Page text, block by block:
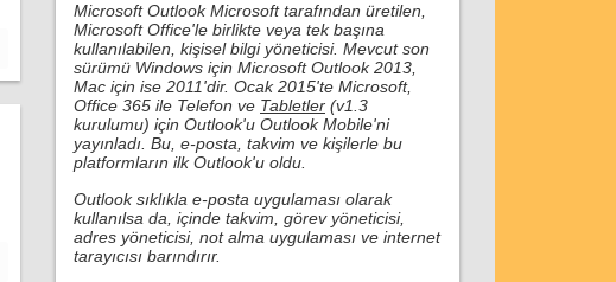
Microsoft Outlook Microsoft tarafından üretilen,
Microsoft Office'le birlikte veya tek başına
kullanılabilen, kişisel bilgi yöneticisi. Mevcut son
sürümü Windows için Microsoft Outlook 2013,
Mac için ise 2011'dir. Ocak 2015'te Microsoft,
Office 365 ile Telefon ve Tabletler (v1.3
kurulumu) için Outlook'u Outlook Mobile'ni
yayınladı. Bu, e-posta, takvim ve kişilerle bu
platformların ilk Outlook'u oldu.
Outlook sıklıkla e-posta uygulaması olarak
kullanılsa da, içinde takvim, görev yöneticisi,
adres yöneticisi, not alma uygulaması ve internet
tarayıcısı barındırır.